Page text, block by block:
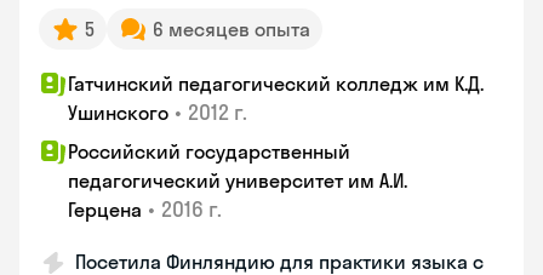
5 6 месяцев опыта
Гатчинский педагогический колледж им К.Д.
Ушинского • 2012 г.
Российский государственный
педагогический университет им А.И.
Герцена • 2016 г.
Посетила Финляндию для практики языка с